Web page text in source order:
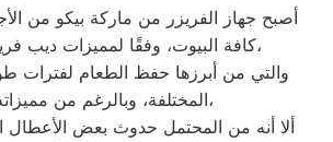
أصبح جهاز الفريزر من ماركة بيكو من
كافة البيوت، وفقًا لمميزات ديب فريزر بيكو العديدة،
والتي من أبرزها حفظ الطعام لفترات
المختلفة، وبالرغم من مميزاته العديدة،
ألا أنه من المحتمل حدوث بعض الأعطال